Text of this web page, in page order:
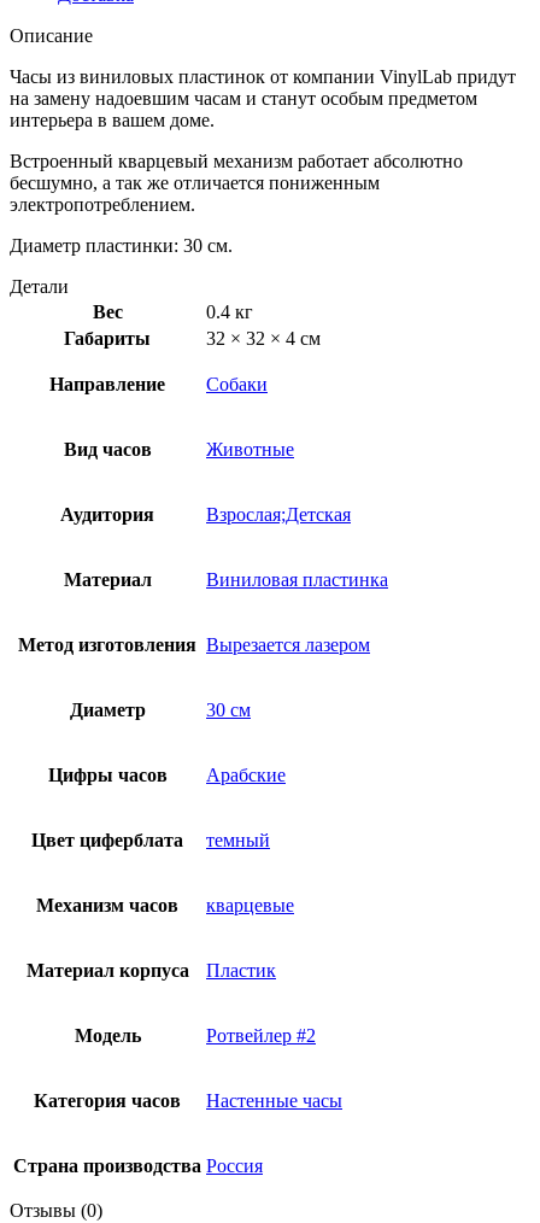
Описание
Часы из виниловых пластинок от компании VinylLab придут
на замену надоевшим часам и станут особым предметом
интерьера в вашем доме.
Встроенный кварцевый механизм работает абсолютно
бесшумно, а так же отличается пониженным
электропотреблением.
Диаметр пластинки: 30 см.
Детали
Вес
0.4 кг
Габариты
32 × 32 × 4 см
Направление Собаки
Вид часов Животные
Аудитория Взрослая;Детская
Материал Виниловая пластинка
Метод изготовления Вырезается лазером
Диаметр 30 см
Цифры часов Арабские
Цвет циферблата темный
Механизм часов кварцевые
Материал корпуса Пластик
Модель Ротвейлер #2
Категория часов Настенные часы
Страна производства Россия
Отзывы (0)